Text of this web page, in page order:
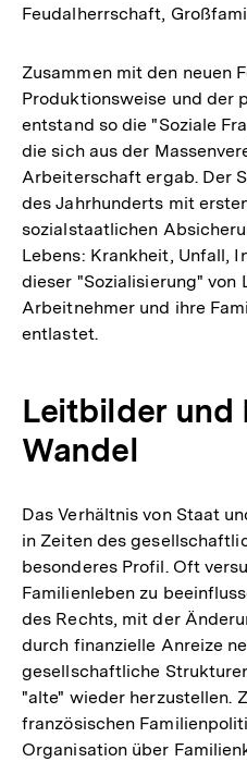
Feudalherrschaft,
Zusammen mit den neuen
Produktionsweise und der
entstand so die "Soziale
die sich aus der
Arbeiterschaft ergab. Der
des Jahrhunderts mit
sozialstaatlichen
Lebens: Krankheit, Unfall,
dieser "Sozialisierung" von
Arbeitnehmer und ihre
entlastet.
Leitbilder und
Wandel
Das Verhältnis von Staat
in Zeiten des
besonderes Profil. Oft
Familienleben zu
des Rechts, mit der
durch finanzielle Anreize
gesellschaftliche
"alte" wieder herzustellen.
französischen
Organisation über